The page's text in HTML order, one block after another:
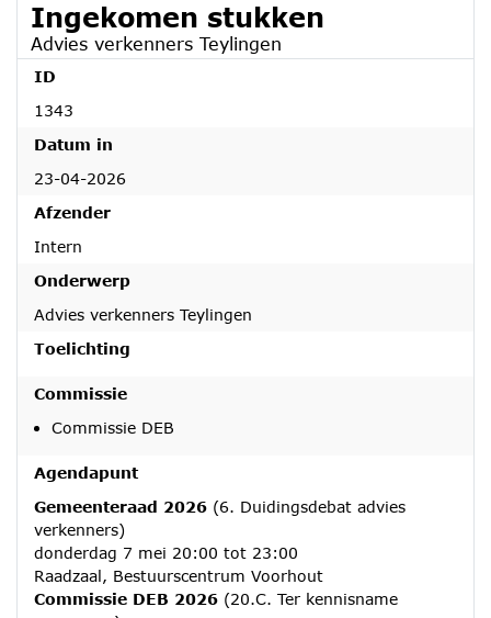
Ingekomen stukken
Advies verkenners Teylingen
ID
1343
Datum in
23-04-2026
Afzender
Intern
Onderwerp
Advies verkenners Teylingen
Toelichting
Commissie
Commissie DEB
Agendapunt
Gemeenteraad 2026 (6. Duidingsdebat advies
verkenners)
donderdag 7 mei 20:00 tot 23:00
Raadzaal, Bestuurscentrum Voorhout
Commissie DEB 2026 (20.C. Ter kennisname